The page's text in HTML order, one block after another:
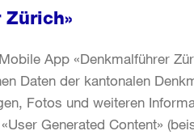
Zürich»
App «Denkmalführer
Daten der kantonalen
Fotos und weiteren
Generated Content»